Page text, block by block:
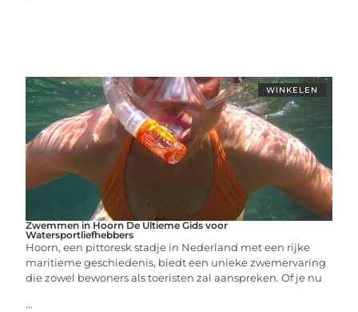
WINKELEN
Zwemmen in Hoorn De Ultieme Gids voor
Watersportliefhebbers
Hoorn, een pittoresk stadje in Nederland met een rijke
maritieme geschiedenis, biedt een unieke zwemervaring
die zowel bewoners als toeristen zal aanspreken. Of je nu
...